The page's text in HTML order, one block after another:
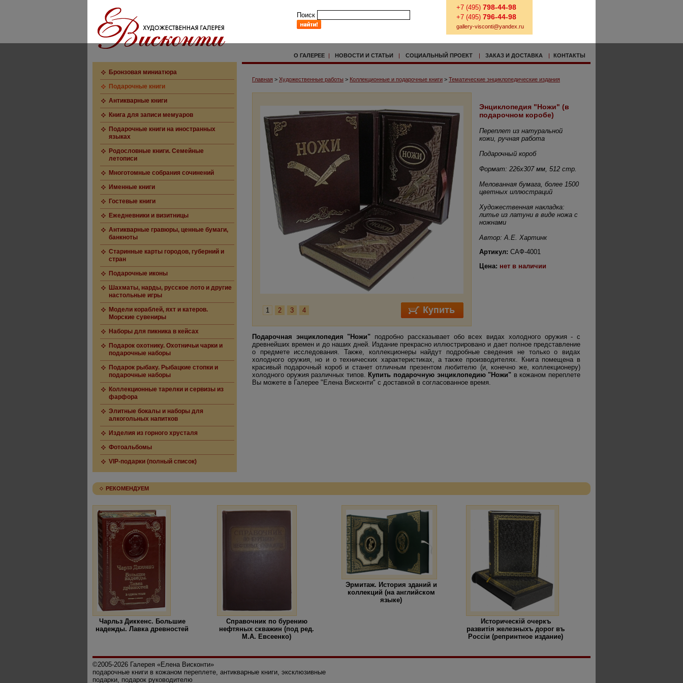
Поиск
+7 (495) 798-44-98
+7 (495) 796-44-98
gallery-visconti@yandex.ru
О ГАЛЕРЕЕ | НОВОСТИ И СТАТЬИ | СОЦИАЛЬНЫЙ ПРОЕКТ | ЗАКАЗ И ДОСТАВКА | КОНТАКТЫ
Бронзовая миниатюра
Подарочные книги
Антикварные книги
Книга для записи мемуаров
Подарочные книги на иностранных
языках
Родословные книги. Семейные
летописи
Многотомные собрания сочинений
Именные книги
Гостевые книги
Ежедневники и визитницы
Антикварные гравюры, ценные бумаги,
банкноты
Старинные карты городов, губерний и
стран
Подарочные иконы
Шахматы, нарды, русское лото и другие
настольные игры
Модели кораблей, яхт и катеров.
Морские сувениры
Наборы для пикника в кейсах
Подарок охотнику. Охотничьи чарки и
подарочные наборы
Подарок рыбаку. Рыбацкие стопки и
подарочные наборы
Коллекционные тарелки и сервизы из
фарфора
Элитные бокалы и наборы для
алкогольных напитков
Изделия из горного хрусталя
Фотоальбомы
VIP-подарки (полный список)
Главная > Художественные работы > Коллекционные и подарочные книги > Тематические энциклопедические издания
1 2 3 4
Энциклопедия "Ножи" (в
подарочном коробе)
Переплет из натуральной
кожи, ручная работа
Подарочный короб
Формат: 226х307 мм, 512 стр.
Мелованная бумага, более 1500
цветных иллюстраций
Художественная накладка:
литье из латуни в виде ножа с
ножнами
Автор: А.Е. Хартинк
Артикул: САФ-4001
Цена: нет в наличии
Подарочная энциклопедия "Ножи" подробно рассказывает обо всех видах холодного оружия - с
древнейших времен и до наших дней. Издание прекрасно иллюстрировано и дает полное представление
о предмете исследования. Также, коллекционеры найдут подробные сведения не только о видах
холодного оружия, но и о технических характеристиках, а также производителях. Книга помещена в
красивый подарочный короб и станет отличным презентом любителю (и, конечно же, коллекционеру)
холодного оружия различных типов.
Купить подарочную энциклопедию "Ножи" в кожаном переплете
Вы можете в Галерее "Елена Висконти" с доставкой в согласованное время.
РЕКОМЕНДУЕМ
Чарльз Диккенс. Большие
надежды. Лавка древностей
Справочник по бурению
нефтяных скважин (под ред.
М.А. Евсеенко)
Эрмитаж. История зданий и
коллекций (на английском
языке)
Историческiй очеркъ
развитiя железныхъ дорог въ
Россiи (репринтное издание)
©2005-2026 Галерея «Елена Висконти»
подарочные книги в кожаном переплете, антикварные книги, эксклюзивные
подарки, подарок руководителю